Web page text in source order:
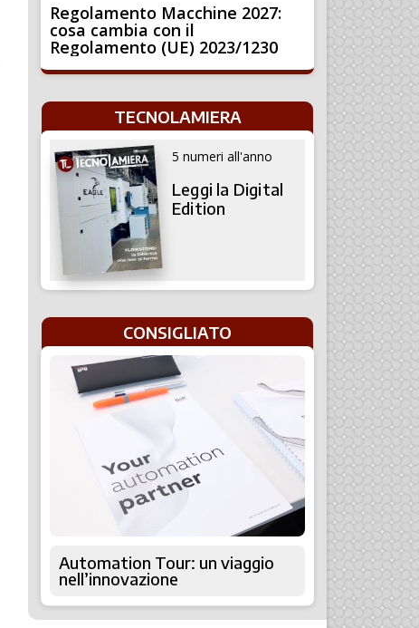
Regolamento Macchine 2027:
cosa cambia con il
Regolamento (UE) 2023/1230
TECNOLAMIERA
5 numeri all'anno
Leggi la Digital
Edition
CONSIGLIATO
Automation Tour: un viaggio
nell’innovazione